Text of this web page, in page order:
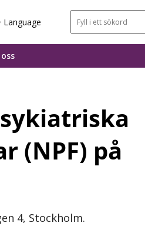
Language Sökfält
(NPF) på
4, Stockholm.